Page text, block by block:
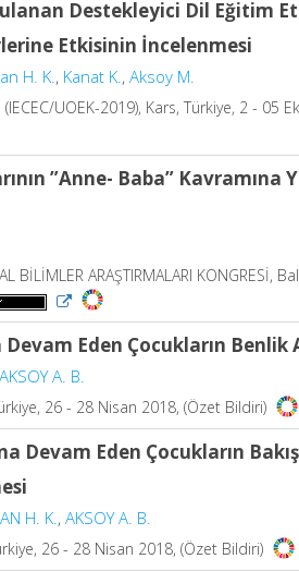
Destekleyici Dil Eğitim
Etkisinin İncelenmesi
H. K. , Kanat K. , Aksoy M.
UOEK-2019), Kars, Türkiye, 2 - 05
”Anne- Baba” Kavramına
BİLİMLER ARAŞTIRMALARI
Eden Çocukların Benlik
AKSOY A. B.
26 - 28 Nisan 2018, (Özet Bildiri)
Devam Eden Çocukların
H. K., AKSOY A. B.
26 - 28 Nisan 2018, (Özet Bildiri)